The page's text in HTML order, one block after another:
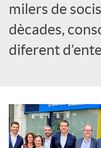
o
r
e
milers de
dècades,
diferent